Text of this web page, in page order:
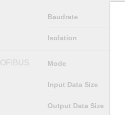
Baudrate
Isolation
Mode
Input Data Size
Output Data Size